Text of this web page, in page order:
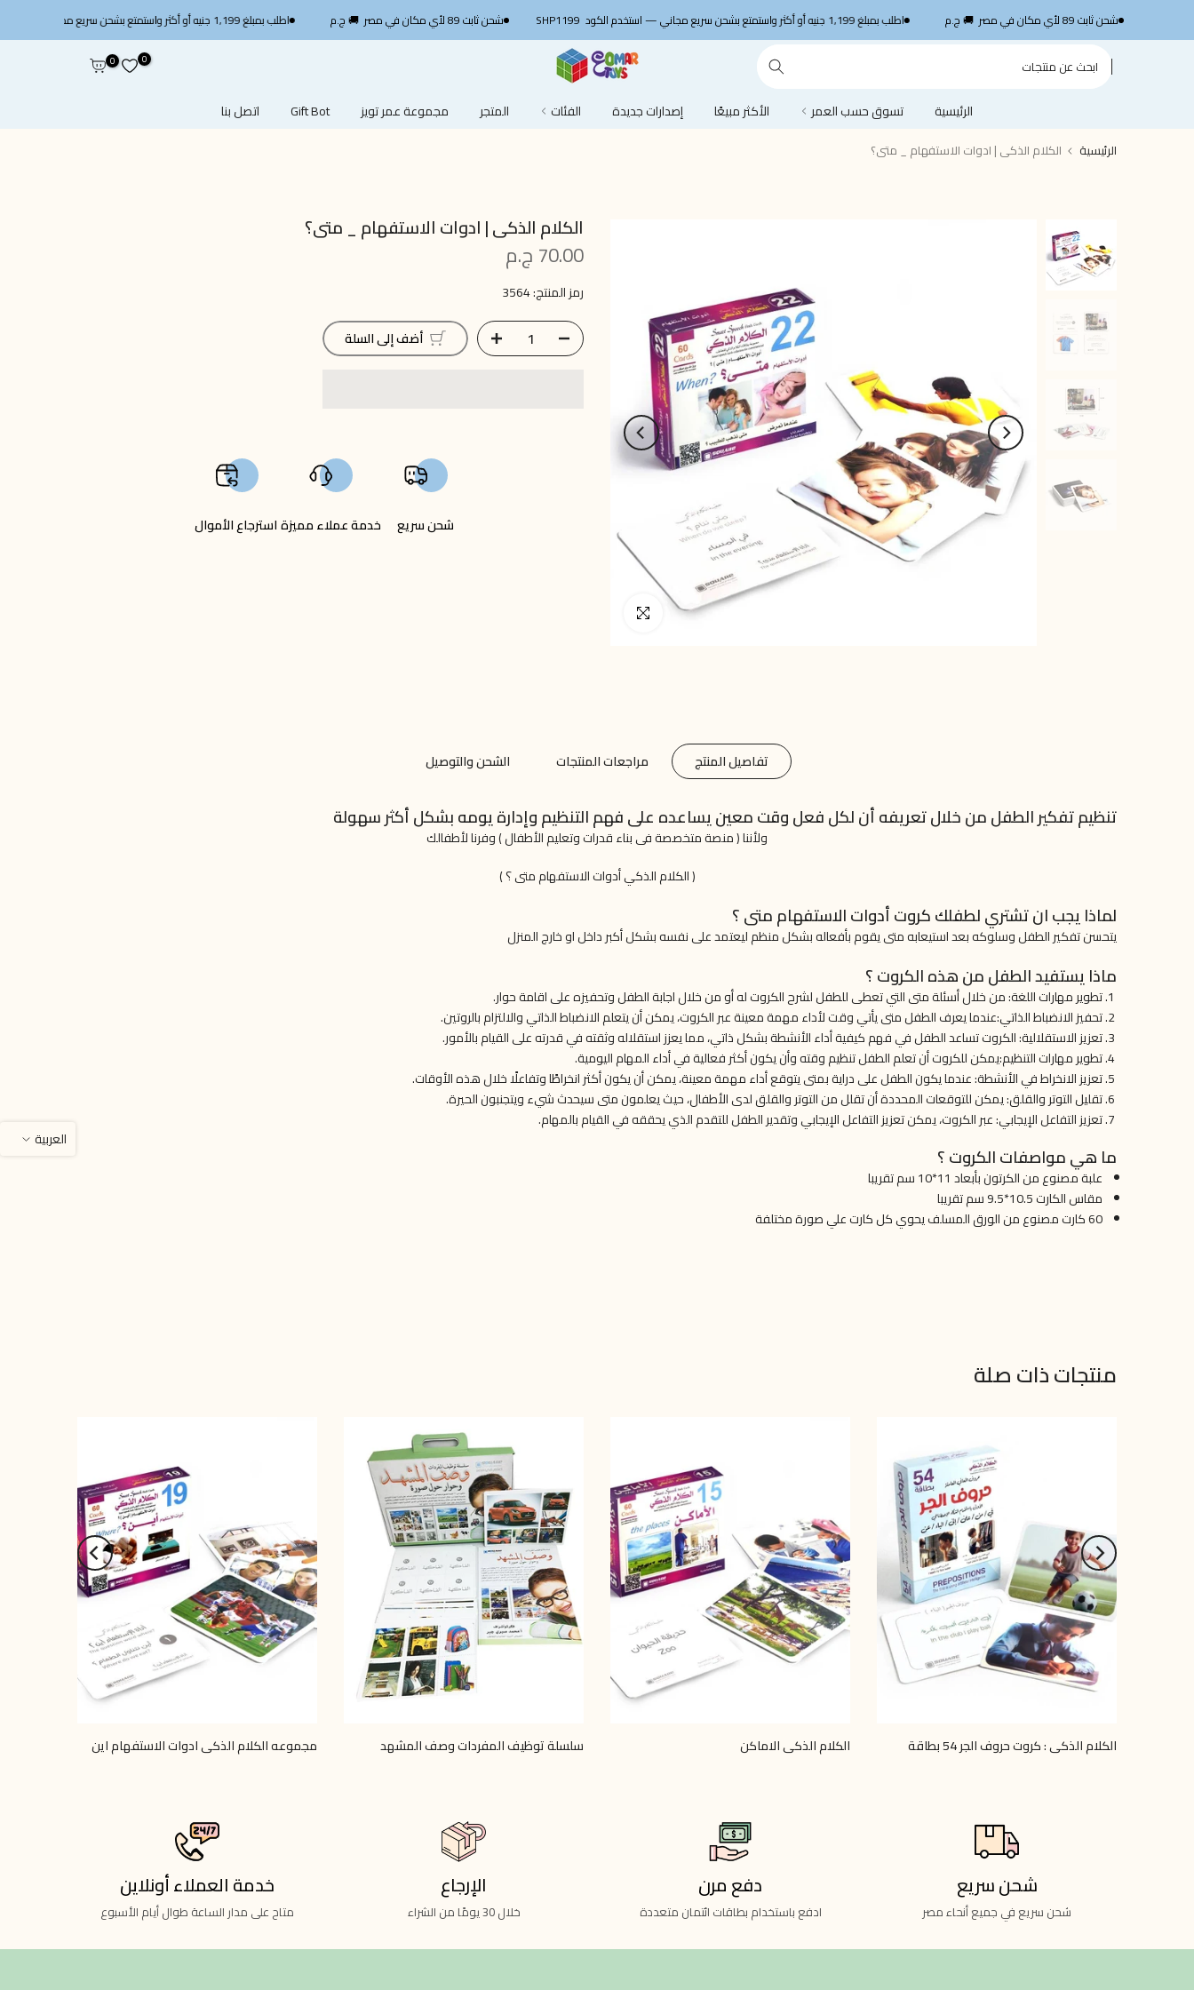
إلى
شحن ثابت 89 لأي مكان في مصر 🚚 ج.م اطلب بمبلغ 1,199 جنيه أو أكثر واستمتع بشحن سريع مجاني — استخدم الكود SHP1199 شحن ثابت 89 لأي مكان في مصر 🚚 ج.م اطلب بمبلغ 1,199 جنيه أو أكثر واستمتع بشحن سريع مجاني — استخدم الكود
0
0
الرئيسية تسوق حسب العمر الأكثر مبيعًا إصدارات جديدة الفئات المتجر مجموعة عمر تويز Gift Bot اتصل بنا
الرئيسية الكلام الذكى | ادوات الاستفهام _ متى؟
انقر للتكبير
الكلام الذكى | ادوات الاستفهام _ متى؟
70.00 ج.م
رمز المنتج:3564
أضف إلى السلة
شحن سريع خدمة عملاء مميزةاسترجاع الأموال
تفاصيل المنتج مراجعات المنتجات الشحن والتوصيل
تنظيم تفكير الطفل من خلال تعريفه أن لكل فعل وقت معين يساعده على فهم التنظيم وإدارة يومه بشكل أكثر سهولة
ولأننا ( منصة متخصصة فى بناء قدرات وتعليم الأطفال ) وفرنا لأطفالك
( الكلام الذكي أدوات الاستفهام متى ؟ )
لماذا يجب ان تشتري لطفلك كروت أدوات الاستفهام متى ؟
يتحسن تفكير الطفل وسلوكه بعد استيعابه متى يقوم بأفعاله بشكل منظم ليعتمد على نفسه بشكل أكبر داخل او خارج المنزل
ماذا يستفيد الطفل من هذه الكروت ؟
تطوير مهارات اللغة: من خلال أسئلة متى التي تعطى للطفل لشرح الكروت له أو من خلال اجابة الطفل وتحفيزه على اقامة حوار.
تحفيز الانضباط الذاتي:عندما يعرف الطفل متى يأتي وقت لأداء مهمة معينة عبر الكروت، يمكن أن يتعلم الانضباط الذاتي والالتزام بالروتين.
تعزيز الاستقلالية: الكروت تساعد الطفل في فهم كيفية أداء الأنشطة بشكل ذاتي، مما يعزز استقلاله وثقته في قدرته على القيام بالأمور.
تطوير مهارات التنظيم:يمكن للكروت أن تعلم الطفل تنظيم وقته وأن يكون أكثر فعالية في أداء المهام اليومية.
تعزيز الانخراط في الأنشطة: عندما يكون الطفل على دراية بمتى يتوقع أداء مهمة معينة، يمكن أن يكون أكثر انخراطًا وتفاعلًا خلال هذه الأوقات.
تقليل التوتر والقلق: يمكن للتوقعات المحددة أن تقلل من التوتر والقلق لدى الأطفال، حيث يعلمون متى سيحدث شيء ويتجنبون الحيرة.
تعزيز التفاعل الإيجابي: عبر الكروت، يمكن تعزيز التفاعل الإيجابي وتقدير الطفل للتقدم الذي يحققه في القيام بالمهام.
ما هي مواصفات الكروت ؟
علبة مصنوع من الكرتون بأبعاد 11*10 سم تقريبا
مقاس الكارت 10.5*9.5 سم تقريبا
60 كارت مصنوع من الورق المسلف يحوي كل كارت علي صورة مختلفة
منتجات ذات صلة
الكلام الذكي : كروت حروف الجر 54 بطاقة
الكلام الذكي الاماكن
سلسلة توظيف المفردات وصف المشهد
مجموعه الكلام الذكى ادوات الاستفهام اين
شحن سريع
شحن سريع في جميع أنحاء مصر
دفع مرن
ادفع باستخدام بطاقات ائتمان متعددة
الإرجاع
خلال 30 يومًا من الشراء
خدمة العملاء أونلاين
متاح على مدار الساعة طوال أيام الأسبوع
العربية